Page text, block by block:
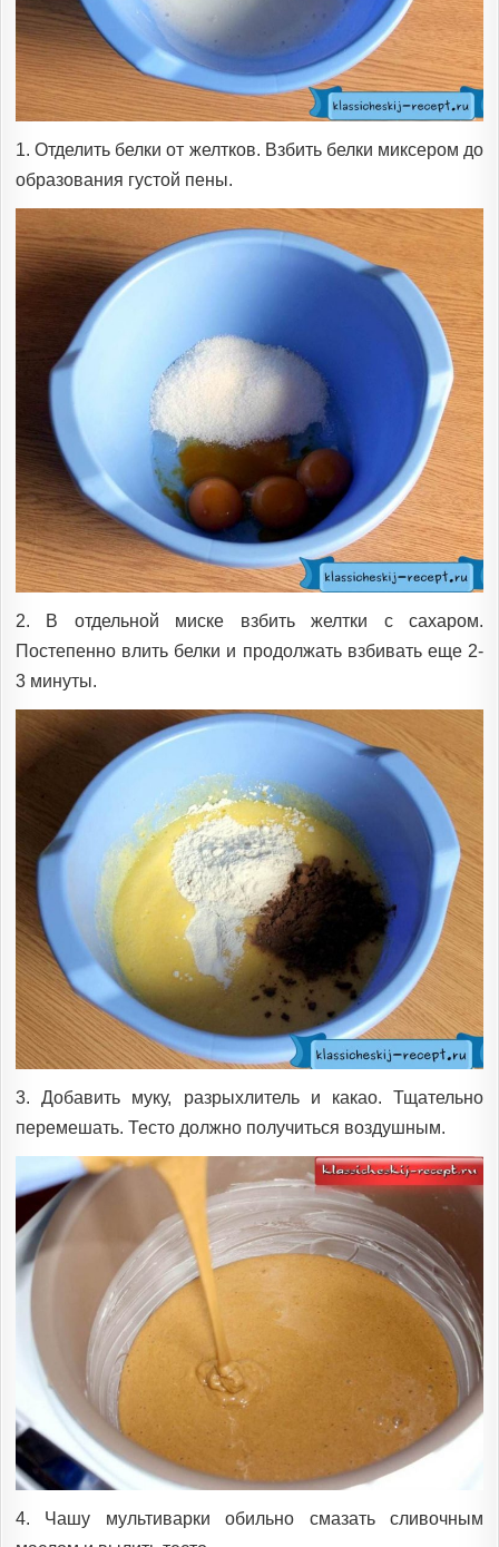
1. Отделить белки от желтков. Взбить белки миксером до
образования густой пены.
2. В отдельной миске взбить желтки с сахаром.
Постепенно влить белки и продолжать взбивать еще 2-
3 минуты.
3. Добавить муку, разрыхлитель и какао. Тщательно
перемешать. Тесто должно получиться воздушным.
4. Чашу мультиварки обильно смазать сливочным